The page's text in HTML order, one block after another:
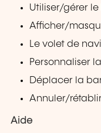
Utiliser/gérer le
Afficher/
Le volet de
Personnaliser
Déplacer la
Annuler/
Aide